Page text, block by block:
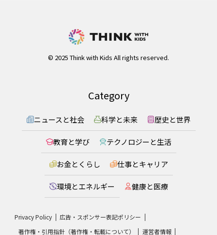
© 2025 Think with Kids All rights reserved.
Category
ニュースと社会 科学と未来 歴史と世界
教育と学び テクノロジーと生活
お金とくらし 仕事とキャリア
環境とエネルギー 健康と医療
Privacy Policy
広告・スポンサー表記ポリシー
著作権・引用指針（著作権・転載について）
運営者情報